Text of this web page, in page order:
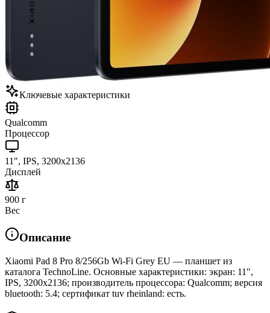
Ключевые характеристики
Qualcomm
Процессор
11", IPS, 3200x2136
Дисплей
900 г
Вес
Описание
Xiaomi Pad 8 Pro 8/256Gb Wi-Fi Grey EU — планшет из
каталога TechnoLine. Основные характеристики: экран: 11",
IPS, 3200x2136; производитель процессора: Qualcomm; версия
bluetooth: 5.4; сертификат tuv rheinland: есть.